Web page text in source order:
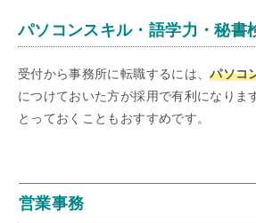
パソコンスキル・語学力・秘書
受付から事務所に転職するには、パソコ
につけておいた方が採用で有利になりま
とっておくこともおすすめです。
営業事務